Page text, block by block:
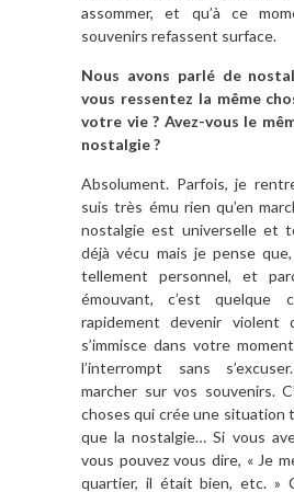
assommer, et qu’à ce
souvenirs refassent surface.
Nous avons parlé de
vous ressentez la même
votre vie ? Avez-vous le
nostalgie ?
Absolument. Parfois, je
suis très ému rien qu’en
nostalgie est universelle et
déjà vécu mais je pense
tellement personnel, et
émouvant, c’est quelque
rapidement devenir violent
s’immisce dans votre
l’interrompt sans
marcher sur vos souvenirs.
choses qui crée une situation
que la nostalgie… Si vous
vous pouvez vous dire, « Je
quartier, il était bien, etc. »